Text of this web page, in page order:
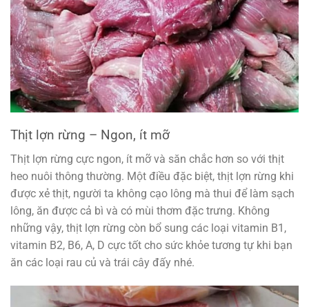
Thịt lợn rừng – Ngon, ít mỡ
Thịt lợn rừng cực ngon, ít mỡ và săn chắc hơn so với thịt
heo nuôi thông thường. Một điều đặc biệt, thịt lợn rừng khi
được xẻ thịt, người ta không cạo lông mà thui để làm sạch
lông, ăn được cả bì và có mùi thơm đặc trưng. Không
những vậy, thịt lợn rừng còn bổ sung các loại vitamin B1,
vitamin B2, B6, A, D cực tốt cho sức khỏe tương tự khi bạn
ăn các loại rau củ và trái cây đấy nhé.